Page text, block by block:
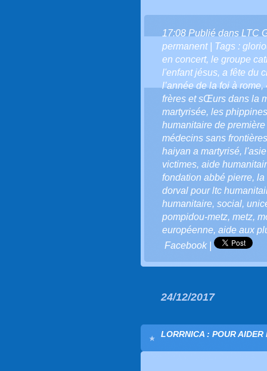
17:08 Publié dans LTC
permanent| Tags :
en concert, le groupe
l'enfant jésus, a fête du
l’année de la foi à rome,
frères et sŒurs dans la
martyrisée, les
humanitaire de
médecins sans frontières
haiyan a martyrisé,
victimes, aide
fondation abbé pierre, la
dorval pour ltc
humanitaire, social,
pompidou-metz, metz,
européenne, aide aux
Facebook|
24/12/2017
LORRNICA : POUR